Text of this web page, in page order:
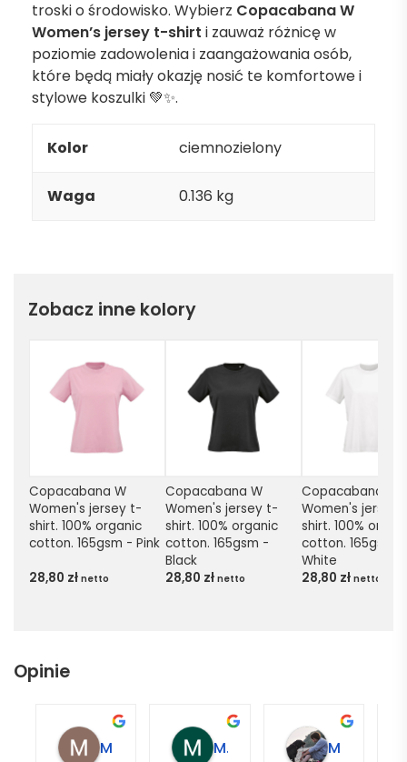
troski o środowisko. Wybierz Copacabana W
Women’s jersey t-shirt i zauważ różnicę w
poziomie zadowolenia i zaangażowania osób,
które będą miały okazję nosić te komfortowe i
stylowe koszulki 💚✨.
Kolor ciemnozielony
Waga 0.136 kg
Zobacz inne kolory
Copacabana W
Women's jersey t-
shirt. 100% organic
cotton. 165gsm - Pink
28,80 zł netto
Copacabana W
Women's jersey t-
shirt. 100% organic
cotton. 165gsm -
Black
28,80 zł netto
Copacabana W
Women's jersey
shirt. 100%
cotton. 165gsm -
White
28,80 zł netto
Opinie
Marcin M.